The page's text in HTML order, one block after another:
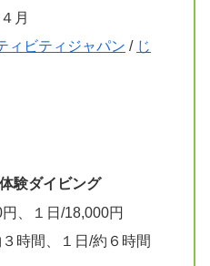
月
ィビティジャパン / じ
験ダイビング
、１日/18,000円
時間、１日/約６時間